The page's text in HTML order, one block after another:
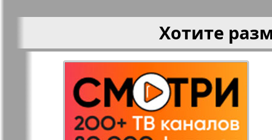
Парус
Районка-Süd-West
Районка-
Bremen
Редакция
Рейнская
Хотите